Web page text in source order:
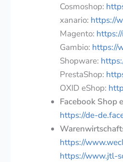
Cosmoshop:
xanario: https://
Magento:
Gambio: https://
Shopware:
PrestaShop:
OXID eShop:
Facebook Shop
https://de-
https://
https://www.jtl-